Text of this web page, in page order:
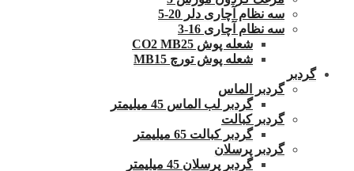
سه نظام آچاری دلر 20-5
سه نظام آچاری 16-3
شعله پوش CO2 MB25
شعله پوش تورچ MB15
گردبر
گردبر الماس
گردبر لب الماس 45 میلیمتر
گردبر کبالت
گردبر کبالت 65 میلیمتر
گردبر پرسلان
گردبر پرسلان 45 میلیمتر